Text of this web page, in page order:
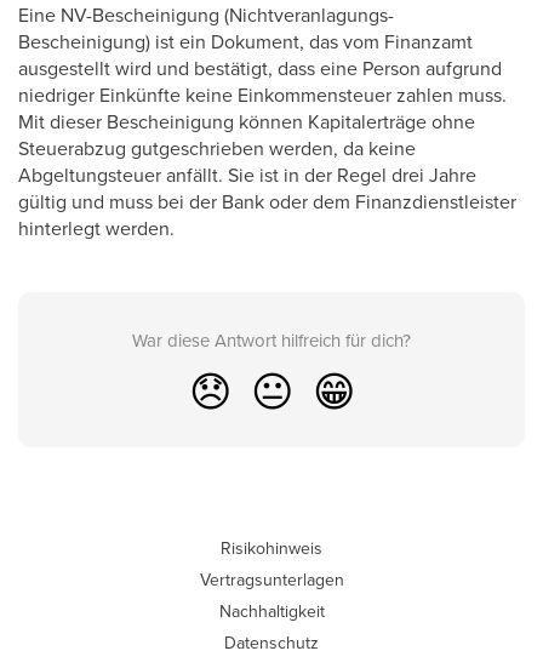
Eine NV-Bescheinigung (Nichtveranlagungs-
Bescheinigung) ist ein Dokument, das vom Finanzamt
ausgestellt wird und bestätigt, dass eine Person aufgrund
niedriger Einkünfte keine Einkommensteuer zahlen muss.
Mit dieser Bescheinigung können Kapitalerträge ohne
Steuerabzug gutgeschrieben werden, da keine
Abgeltungsteuer anfällt. Sie ist in der Regel drei Jahre
gültig und muss bei der Bank oder dem Finanzdienstleister
hinterlegt werden.
War diese Antwort hilfreich für dich?
😞 😐 😁
Risikohinweis
Vertragsunterlagen
Nachhaltigkeit
Datenschutz